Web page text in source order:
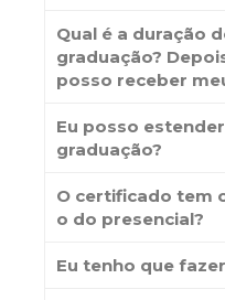
Qual é a duração
graduação?
posso receber
Eu posso
graduação?
O certificado tem
o do presencial?
Eu tenho que fazer